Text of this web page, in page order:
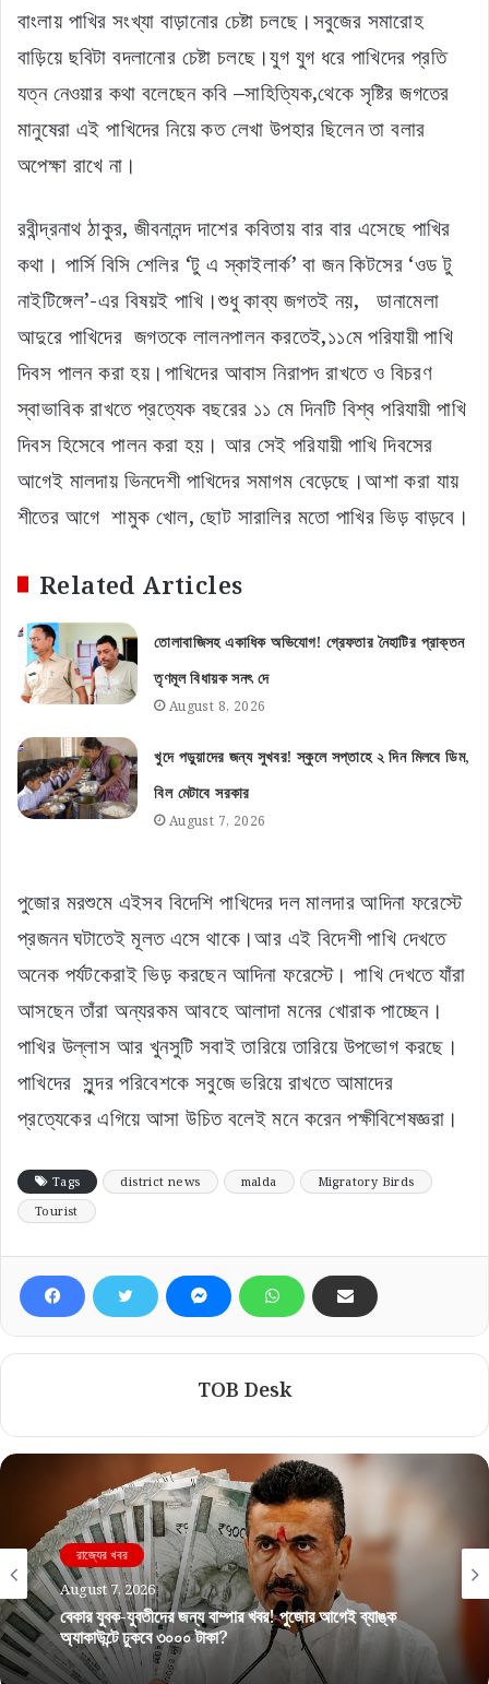
বাংলায় পাখির সংখ্যা বাড়ানোর চেষ্টা চলছে।সবুজের সমারোহ
বাড়িয়ে ছবিটা বদলানোর চেষ্টা চলছে।যুগ যুগ ধরে পাখিদের প্রতি
যত্ন নেওয়ার কথা বলেছেন কবি –সাহিত্যিক,থেকে সৃষ্টির জগতের
মানুষেরা এই পাখিদের নিয়ে কত লেখা উপহার ছিলেন তা বলার
অপেক্ষা রাখে না।
রবীন্দ্রনাথ ঠাকুর, জীবনানন্দ দাশের কবিতায় বার বার এসেছে পাখির
কথা। পার্সি বিসি শেলির ‘টু এ স্কাইলার্ক’ বা জন কিটসের ‘ওড টু
নাইটিঙ্গেল’-এর বিষয়ই পাখি।শুধু কাব্য জগতই নয়, ডানামেলা
আদুরে পাখিদের জগতকে লালনপালন করতেই,১১মে পরিযায়ী পাখি
দিবস পালন করা হয়।পাখিদের আবাস নিরাপদ রাখতে ও বিচরণ
স্বাভাবিক রাখতে প্রত্যেক বছরের ১১ মে দিনটি বিশ্ব পরিযায়ী পাখি
দিবস হিসেবে পালন করা হয়। আর সেই পরিযায়ী পাখি দিবসের
আগেই মালদায় ভিনদেশী পাখিদের সমাগম বেড়েছে।আশা করা যায়
শীতের আগে শামুক খোল, ছোট সারালির মতো পাখির ভিড় বাড়বে।
Related Articles
তোলাবাজিসহ একাধিক অভিযোগ! গ্রেফতার নৈহাটির প্রাক্তন
তৃণমূল বিধায়ক সনৎ দে
August 8, 2026
খুদে পড়ুয়াদের জন্য সুখবর! স্কুলে সপ্তাহে ২ দিন মিলবে ডিম,
বিল মেটাবে সরকার
August 7, 2026
পুজোর মরশুমে এইসব বিদেশি পাখিদের দল মালদার আদিনা ফরেস্টে
প্রজনন ঘটাতেই মূলত এসে থাকে।আর এই বিদেশী পাখি দেখতে
অনেক পর্যটকেরাই ভিড় করছেন আদিনা ফরেস্টে। পাখি দেখতে যাঁরা
আসছেন তাঁরা অন্যরকম আবহে আলাদা মনের খোরাক পাচ্ছেন।
পাখির উল্লাস আর খুনসুটি সবাই তারিয়ে তারিয়ে উপভোগ করছে।
পাখিদের সুন্দর পরিবেশকে সবুজে ভরিয়ে রাখতে আমাদের
প্রত্যেকের এগিয়ে আসা উচিত বলেই মনে করেন পক্ষীবিশেষজ্ঞরা।
Tags district news malda
Migratory Birds
Tourist
TOB Desk
রাজ্যের খবর
August 7, 2026
বেকার যুবক-যুবতীদের জন্য বাম্পার খবর! পুজোর আগেই ব্যাঙ্ক
অ্যাকাউন্টে ঢুকবে ৩০০০ টাকা?